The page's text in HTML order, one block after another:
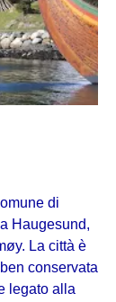
di
Haugesund,
La città è
conservata
legato alla